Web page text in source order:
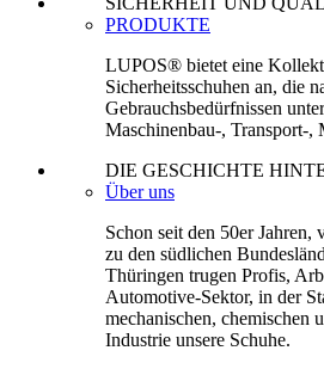
PRODUKTE
LUPOS® bietet eine
Sicherheitsschuhen an, die
Gebrauchsbedürfnissen
Maschinenbau-, Transport-,
DIE GESCHICHTE
Über uns
Schon seit den 50er Jahren,
zu den südlichen
Thüringen trugen Profis,
Automotive-Sektor, in der
mechanischen, chemischen
Industrie unsere Schuhe.